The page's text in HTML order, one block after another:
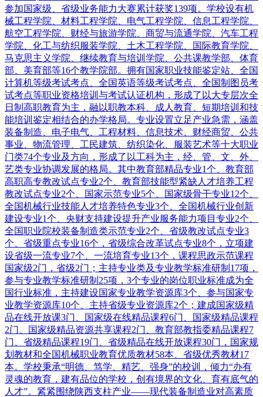
参加国家级、省级业务能力大赛累计获奖139项。学校设有机
械工程学院、材料工程学院、电气工程学院、信息工程学院、
航空工程学院、财经与旅游学院、商贸与流通学院、汽车工程
学院、化工与纺织服装学院、土木工程学院、国际教育学院、
马克思主义学院、继续教育与培训学院、公共课教学部、体育
部、美育部等16个教学院部。拥有国家职业技能鉴定站、全国
计算机等级考试考点、全国英语等级考试考点、全国制图员考
试考点等职业资格培训与考试认证机构，形成了以大专层次全
日制高职教育为主，融以职教本科、成人教育、短期培训和技
能培训鉴定相结合的办学格局。专业设置立足产业急需，涵盖
装备制造、电子电气、工程材料、信息技术、财经商贸、公共
事业、物流管理、工民建筑、纺织染化、服装艺术等十大职业
门类74个专业及方向，形成了以工科为主，经、管、文、外、
艺类专业协调发展的格局。其中教育部精品专业1个、教育部
高职高专教改试点专业2个、教育部技能型紧缺人才培养工程
教改试点专业2个、国家示范专业5个、国家级骨干专业12个、
全国机械行业技能人才培养特色专业3个、全国机械行业创新
建设专业1个、央财支持建设提升产业服务能力项目专业2个、
全国职业院校装备制造类示范专业2个、省级教改试点专业3
个、省级重点专业16个，省级综合改革试点专业8个，立项建
设省级一流专业7个、一流培育专业13个，课程思政示范课程
国家级2门，省级2门；主持专业类及专业教学标准研制17项，
参与专业教学标准研制25项，3个专业的岗位职业标准成为全
国行业标准，主持建设国家专业教学资源库3个、参与国家专
业教学资源库10个、主持省级专业资源库2个；建成国家级精
品在线开放课3门、国家级在线精品课程6门、国家级精品课程
2门、国家级精品资源共享课程2门、教育部教指委精品课程7
门、省级精品课程19门、省级精品在线开放课程30门，国家规
划教材和全国机械职业教育优质教材58本、省级优秀教材17
本。学校秉承“明德、笃学、精艺、强身”的校训，倾力“办有
灵魂的教育，建有品位的学校，创有境界的文化、育有底气的
人才”。紧紧围绕陕西支柱产业——现代装备制造业对高素质